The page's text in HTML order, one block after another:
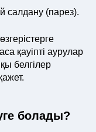
салдану (парез).
қауіпті аурулар
белгілер
болады?